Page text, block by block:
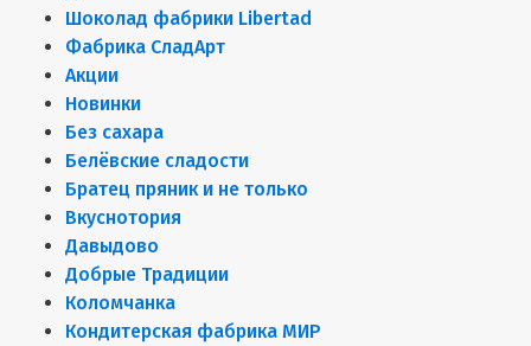
Шоколад фабрики Libertad
Фабрика СладАрт
Акции
Новинки
Без сахара
Белёвские сладости
Братец пряник и не только
Вкуснотория
Давыдово
Добрые Традиции
Коломчанка
Кондитерская фабрика МИР